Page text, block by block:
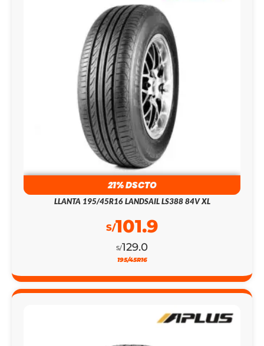
21% DSCTO
LLANTA 195/45R16 LANDSAIL LS388 84V XL
S/129.0
S/101.9
195/45R16